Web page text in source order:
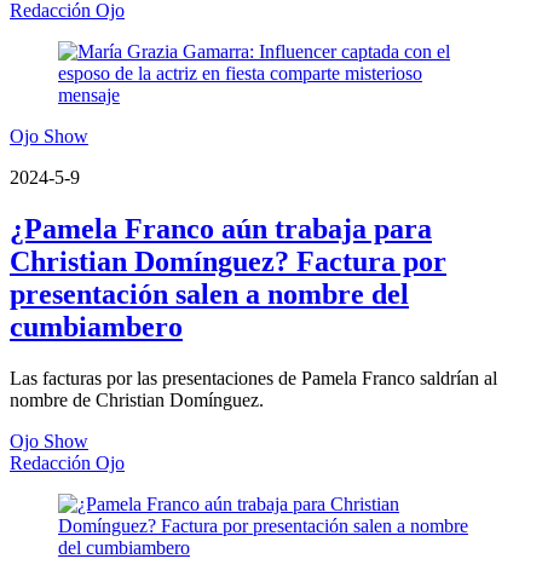
Redacción Ojo
Ojo Show
2024-5-9
¿Pamela Franco aún trabaja para
Christian Domínguez? Factura por
presentación salen a nombre del
cumbiambero
Las facturas por las presentaciones de Pamela Franco saldrían al
nombre de Christian Domínguez.
Ojo Show
Redacción Ojo